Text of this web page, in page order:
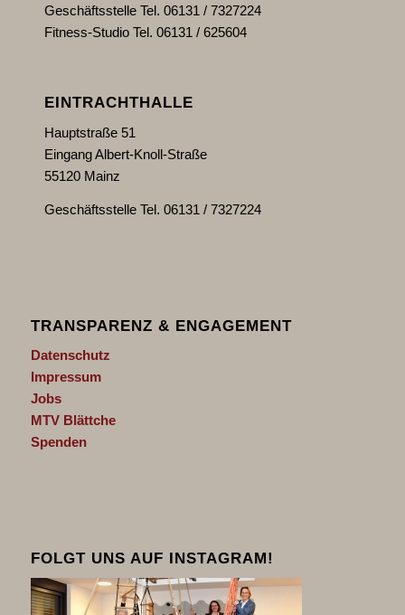
Geschäftsstelle Tel. 06131 / 7327224
Fitness-Studio Tel. 06131 / 625604
EINTRACHTHALLE
Hauptstraße 51
Eingang Albert-Knoll-Straße
55120 Mainz
Geschäftsstelle Tel. 06131 / 7327224
TRANSPARENZ & ENGAGEMENT
Datenschutz
Impressum
Jobs
MTV Blättche
Spenden
FOLGT UNS AUF INSTAGRAM!